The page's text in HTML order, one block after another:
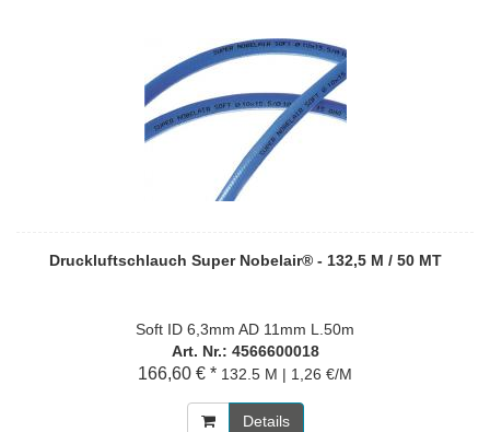
Druckluftschlauch Super Nobelair® - 132,5 M / 50 MT
Soft ID 6,3mm AD 11mm L.50m
Art. Nr.: 4566600018
166,60 € * 132.5 M | 1,26 €/M
Details